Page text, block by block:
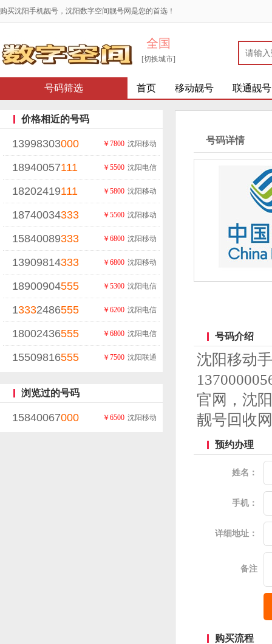
购买沈阳手机靓号，沈阳数字空间靓号网是您的首选！
全国
[切换城市]
号码筛选 首页 移动靓号 联通靓号
价格相近的号码
13998303000 沈阳移动
￥7800
18940057111 沈阳电信
￥5500
18202419111 沈阳移动
￥5800
18740034333 沈阳移动
￥5500
15840089333 沈阳移动
￥6800
13909814333 沈阳移动
￥6800
18900904555 沈阳电信
￥5300
13332486555 沈阳电信
￥6200
18002436555 沈阳电信
￥6800
15509816555 沈阳联通
￥7500
浏览过的号码
15840067000 沈阳移动
￥6500
号码详情
号码介绍
沈阳移动
官网，沈
靓号回收
预约办理
姓名：
手机：
详细地址：
备注
购买流程